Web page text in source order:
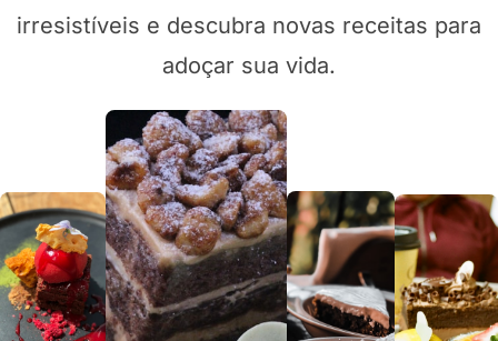
irresistíveis e descubra novas receitas para
adoçar sua vida.